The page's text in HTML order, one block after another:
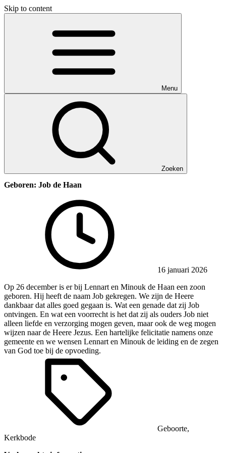
Skip to content
Menu
Zoeken
Geboren: Job de Haan
16 januari 2026
Op 26 december is er bij Lennart en Minouk de Haan een zoon
geboren. Hij heeft de naam Job gekregen. We zijn de Heere
dankbaar dat alles goed gegaan is. Wat een genade dat zij Job
ontvingen. En wat een voorrecht is het dat zij als ouders Job niet
alleen liefde en verzorging mogen geven, maar ook de weg mogen
wijzen naar de Heere Jezus. Een hartelijke felicitatie namens onze
gemeente en we wensen Lennart en Minouk de leiding en de zegen
van God toe bij de opvoeding.
Geboorte,
Kerkbode